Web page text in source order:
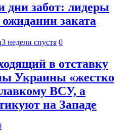
забот: лидеры
заката
3 недели спустя 0
в отставку
Украины «жестко
ВСУ, а
на Западе